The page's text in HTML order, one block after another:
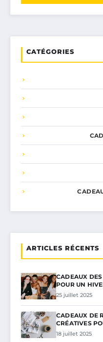
CATÉGORIES
ARTICLES RÉCENTS
CADEAUX
POUR UN
25 juillet 2025
CADEAUX DE
CRÉATIVES
18 juillet 2025